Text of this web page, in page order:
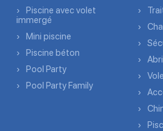
Piscine avec volet
immergé
Mini piscine
Piscine béton
Pool Party
Pool Party Family